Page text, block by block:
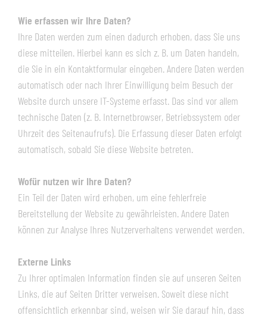
Wie erfassen wir Ihre Daten?
Ihre Daten werden zum einen dadurch erhoben, dass Sie uns
diese mitteilen. Hierbei kann es sich z. B. um Daten handeln,
die Sie in ein Kontaktformular eingeben. Andere Daten werden
automatisch oder nach Ihrer Einwilligung beim Besuch der
Website durch unsere IT-Systeme erfasst. Das sind vor allem
technische Daten (z. B. Internetbrowser, Betriebssystem oder
Uhrzeit des Seitenaufrufs). Die Erfassung dieser Daten erfolgt
automatisch, sobald Sie diese Website betreten.
Wofür nutzen wir Ihre Daten?
Ein Teil der Daten wird erhoben, um eine fehlerfreie
Bereitstellung der Website zu gewährleisten. Andere Daten
können zur Analyse Ihres Nutzerverhaltens verwendet werden.
Externe Links
Zu Ihrer optimalen Information finden sie auf unseren Seiten
Links, die auf Seiten Dritter verweisen. Soweit diese nicht
offensichtlich erkennbar sind, weisen wir Sie darauf hin, dass